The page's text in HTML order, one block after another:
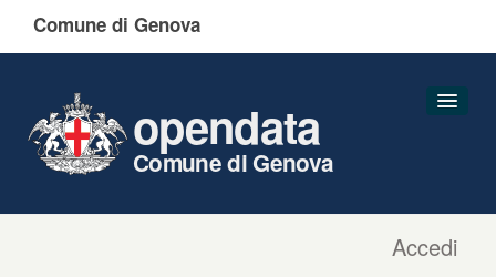
Comune di Genova
Accedi
opendata
Comune di Genova